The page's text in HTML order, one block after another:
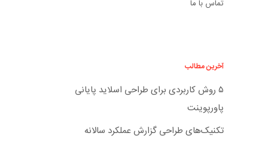
تماس با ما
آخرین مطالب
۵ روش کاربردی برای طراحی اسلاید پایانی
پاورپوینت
تکنیک‌های طراحی گزارش عملکرد سالانه